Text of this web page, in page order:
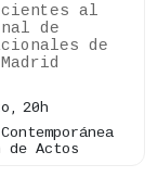
al
de
de
20h
de Actos